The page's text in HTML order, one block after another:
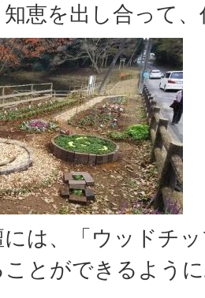
恵を出し合って
は、「ウッドチ
とができるよう